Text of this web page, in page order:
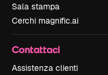
Sala stampa
Cerchi magnific.ai
Contattaci
Assistenza clienti